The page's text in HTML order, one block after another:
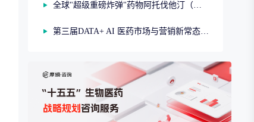
全球"超级重磅炸弹"药物阿托伐他汀（第一期）
第三届DATA+ AI 医药市场与营销新常态研讨会